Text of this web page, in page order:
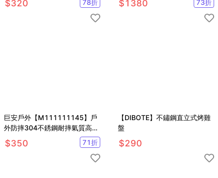
$320 78折 $1380 73折
巨安戶外【M111111145】戶
外防摔304不銹鋼耐摔氣質高腳
杯紅酒杯(500ml)
$350 71折
【DIBOTE】不鏽鋼直立式烤雞
盤
$290